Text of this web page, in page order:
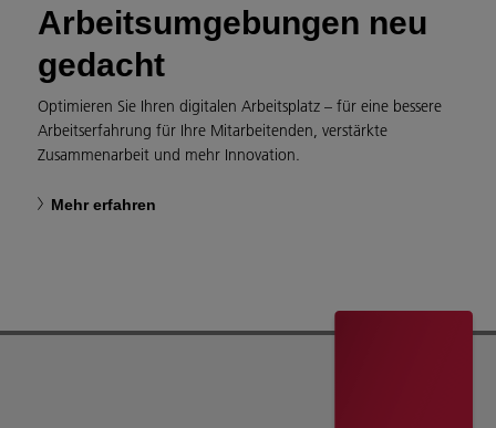
Arbeitsumgebungen neu
gedacht
Optimieren Sie Ihren digitalen Arbeitsplatz – für eine bessere
Arbeitserfahrung für Ihre Mitarbeitenden, verstärkte
Zusammenarbeit und mehr Innovation.
Mehr erfahren